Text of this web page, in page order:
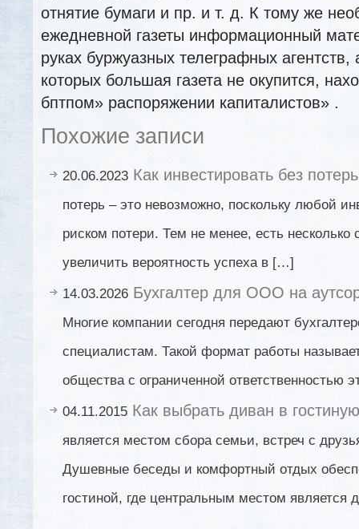
отнятие бумаги и пр. и т. д. К тому же
ежедневной газеты информационный
руках буржуазных телеграфных
которых большая газета не окупится,
бптпом» распоряжении капиталистов» .
Похожие записи
20.06.2023 Как инвестировать без потерь
потерь – это невозможно, поскольку любой
риском потери. Тем не менее, есть несколько
увеличить вероятность успеха в […]
14.03.2026 Бухгалтер для ООО на
Многие компании сегодня передают
специалистам. Такой формат работы
общества с ограниченной ответственностью
04.11.2015 Как выбрать диван в гостиную
является местом сбора семьи, встреч с
Душевные беседы и комфортный отдых
гостиной, где центральным местом является